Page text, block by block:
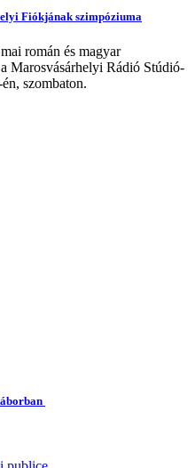
Fiókjának szimpóziuma
román és magyar
Marosvásárhelyi Rádió Stúdió-
szombaton.